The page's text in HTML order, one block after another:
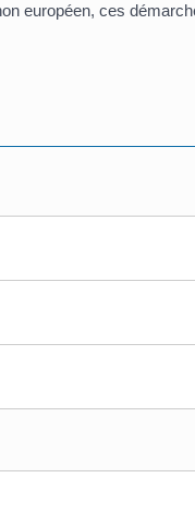
européen, ces